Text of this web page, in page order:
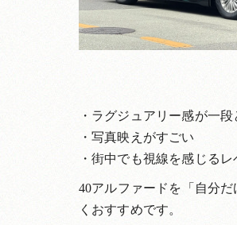
・ラグジュアリー感が一
・写真映えがすごい
・街中でも視線を感じるレ
40アルファードを「自分
くおすすめです。